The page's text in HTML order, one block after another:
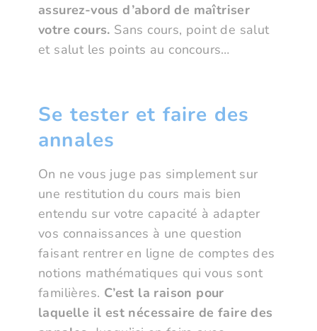
assurez-vous d’abord de maîtriser
votre cours. Sans cours, point de salut
et salut les points au concours…
Se tester et faire des
annales
On ne vous juge pas simplement sur
une restitution du cours mais bien
entendu sur votre capacité à adapter
vos connaissances à une question
faisant rentrer en ligne de comptes des
notions mathématiques qui vous sont
familières. C’est la raison pour
laquelle il est nécessaire de faire des